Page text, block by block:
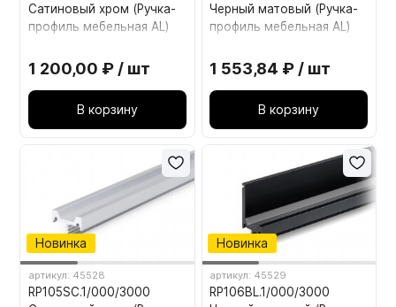
Сатиновый хром (Ручка-
профиль мебельная AL)
1 200,00 ₽ / шт
В корзину
Черный матовый (Ручка-
профиль мебельная AL)
1 553,84 ₽ / шт
В корзину
Новинка
артикул: 45528
RP105SC.1/000/3000
Новинка
артикул: 45529
RP106BL.1/000/3000